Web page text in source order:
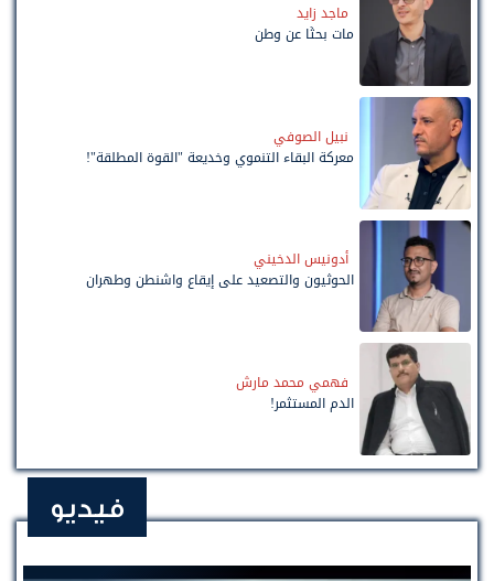
ماجد زايد
مات بحثًا عن وطن
نبيل الصوفي
معركة البقاء التنموي وخديعة "القوة المطلقة"!
أدونيس الدخيني
الحوثيون والتصعيد على إيقاع واشنطن وطهران
فهمي محمد مارش
الدم المستثمر!
فيديو